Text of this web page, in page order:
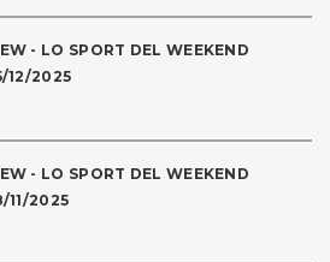
- LO SPORT DEL WEEKEND
12/2025
- LO SPORT DEL WEEKEND
11/2025